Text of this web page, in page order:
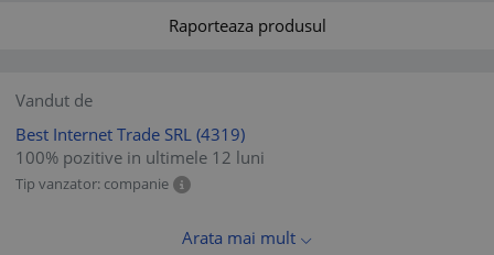
Raporteaza produsul
Vandut de
Best Internet Trade SRL (4319)
100% pozitive in ultimele 12 luni
Tip vanzator: companie
Arata mai mult